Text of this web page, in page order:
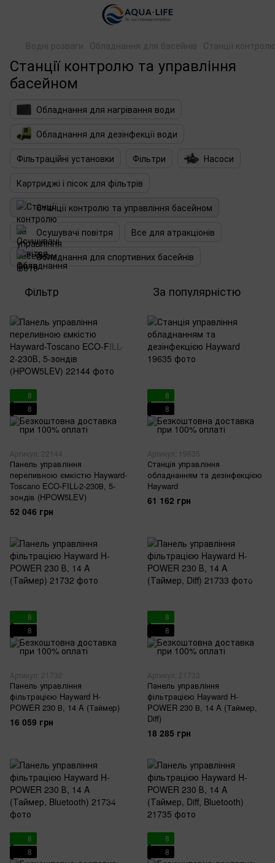
Водні розваги Обладнання для басейнів Станції
Станції контролю та управління
басейном
Обладнання для нагрівання води
Обладнання для дезінфекції води
Фільтраційні установки
Фільтри
Насоси
Картриджі і пісок для фільтрів
Станції контролю та управління басейном
Осушувачі повітря
Все для атракціонів
Обладнання для спортивних басейнів
Фільтр За популярністю
8
8
Артикул: 22144
Панель управління
переливною ємкістю Hayward-
Toscano ECO-FILL-2-230В, 5-
зондів (HPOW5LEV)
52 046 грн
8
8
Артикул: 19635
Станція управління
обладнанням та дезінфекцією
Hayward
61 162 грн
8
8
Артикул: 21732
Панель управління
фільтрацією Hayward H-
POWER 230 В, 14 A (Таймер)
16 059 грн
8
8
Артикул: 21733
Панель управління
фільтрацією Hayward H-
POWER 230 В, 14 A (Таймер,
Diff)
18 285 грн
8
8
8
8